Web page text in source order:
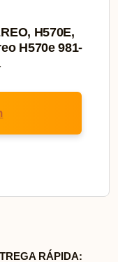
H570E,
H570e 981-
RÁPIDA: